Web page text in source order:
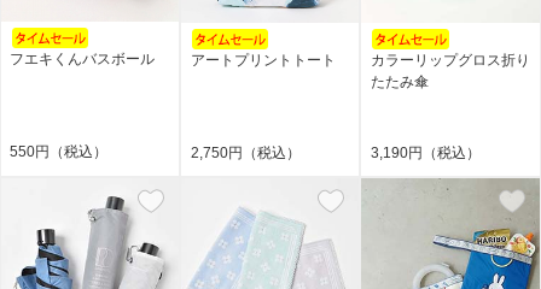
フエキくんバスボール
550円（税込）
アートプリントトート
2,750円（税込）
カラーリップグロス折り
たたみ傘
3,190円（税込）